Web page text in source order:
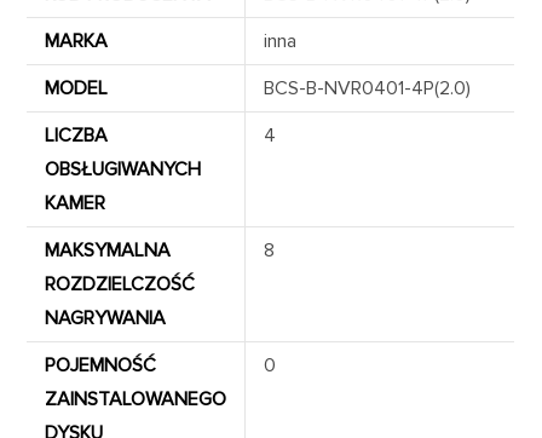
MARKA
inna
MODEL
BCS-B-NVR0401-4P(2.0)
LICZBA
OBSŁUGIWANYCH
KAMER
4
MAKSYMALNA
ROZDZIELCZOŚĆ
NAGRYWANIA
8
POJEMNOŚĆ
ZAINSTALOWANEGO
0